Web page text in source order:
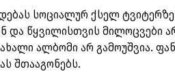
სოციალურ ქსელ
და წყვილისთვის მილოცვები
ალბომი არ გამოუშვია.
შთააგონებს.